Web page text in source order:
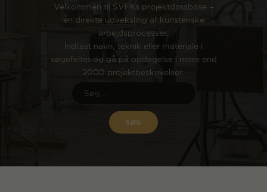
Velkommen til SVFKs projektdatabase –
en direkte udveksling af kunsteriske
arbejdsprocesser.
Indtast navn, teknik eller materiale i
søgefeltet og gå på opdagelse i mere end
2000 projektbeskrivelser.